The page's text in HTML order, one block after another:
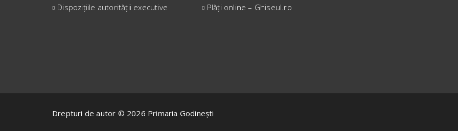
Dispozițiile autorității executive
Plăți online – Ghiseul.ro
Drepturi de autor © 2026 Primaria Godinești